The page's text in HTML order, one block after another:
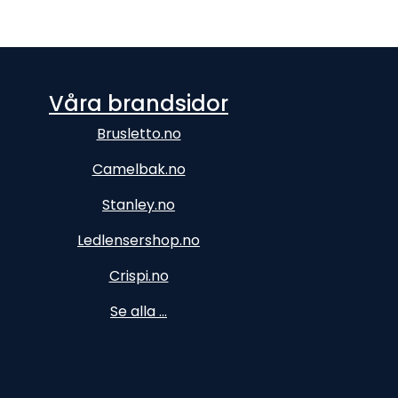
Våra brandsidor
Brusletto.no
Camelbak.no
Stanley.no
Ledlensershop.no
Crispi.no
Se alla ...